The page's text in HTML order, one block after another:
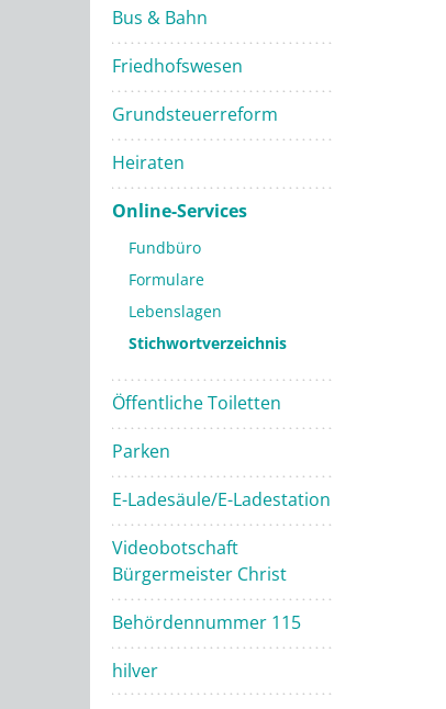
Bus & Bahn
Friedhofswesen
Grundsteuerreform
Heiraten
Online-Services
Fundbüro
Formulare
Lebenslagen
Stichwortverzeichnis
Öffentliche Toiletten
Parken
E-Ladesäule/E-Ladestation
Videobotschaft
Bürgermeister Christ
Behördennummer 115
hilver